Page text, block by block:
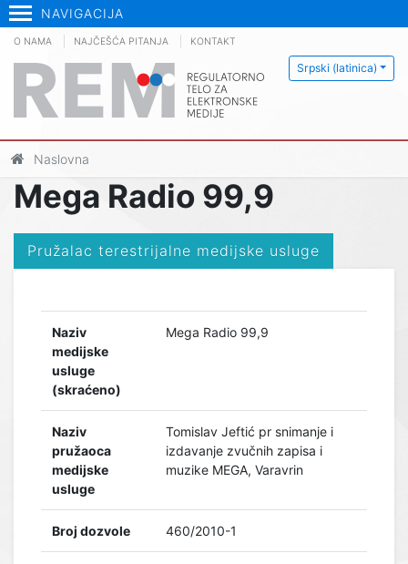
NAVIGACIJA
Srpski (latinica)
O NAMA NAJČEŠĆA PITANJA KONTAKT
Naslovna
Mega Radio 99,9
Pružalac terestrijalne medijske usluge
Naziv
medijske
usluge
(skraćeno)
Mega Radio 99,9
Naziv
pružaoca
medijske
usluge
Tomislav Jeftić pr snimanje i
izdavanje zvučnih zapisa i
muzike MEGA, Varavrin
Broj dozvole 460/2010-1